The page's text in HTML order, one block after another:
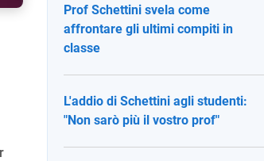
Prof Schettini svela come
affrontare gli ultimi compiti in
classe
L'addio di Schettini agli studenti:
"Non sarò più il vostro prof"